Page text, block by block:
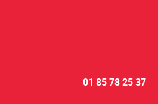
01 85 78 25 37